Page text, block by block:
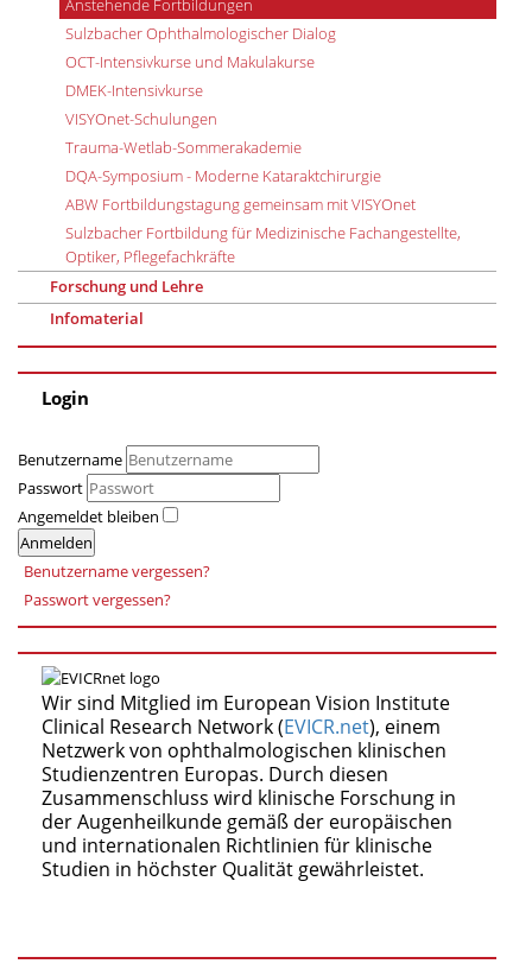
Anstehende Fortbildungen
Sulzbacher Ophthalmologischer Dialog
OCT-Intensivkurse und Makulakurse
DMEK-Intensivkurse
VISYOnet-Schulungen
Trauma-Wetlab-Sommerakademie
DQA-Symposium - Moderne Kataraktchirurgie
ABW Fortbildungstagung gemeinsam mit VISYOnet
Sulzbacher Fortbildung für Medizinische Fachangestellte,
Optiker, Pflegefachkräfte
Forschung und Lehre
Infomaterial
Login
Benutzername
Passwort
Angemeldet bleiben
Anmelden
Benutzername vergessen?
Passwort vergessen?
Wir sind Mitglied im European Vision Institute
Clinical Research Network (EVICR.net), einem
Netzwerk von ophthalmologischen klinischen
Studienzentren Europas. Durch diesen
Zusammenschluss wird klinische Forschung in
der Augenheilkunde gemäß der europäischen
und internationalen Richtlinien für klinische
Studien in höchster Qualität gewährleistet.